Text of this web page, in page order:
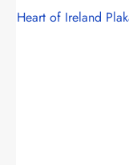
Heart of Ireland